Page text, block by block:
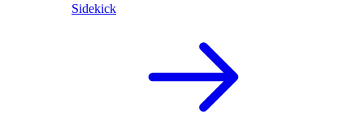
Sidekick